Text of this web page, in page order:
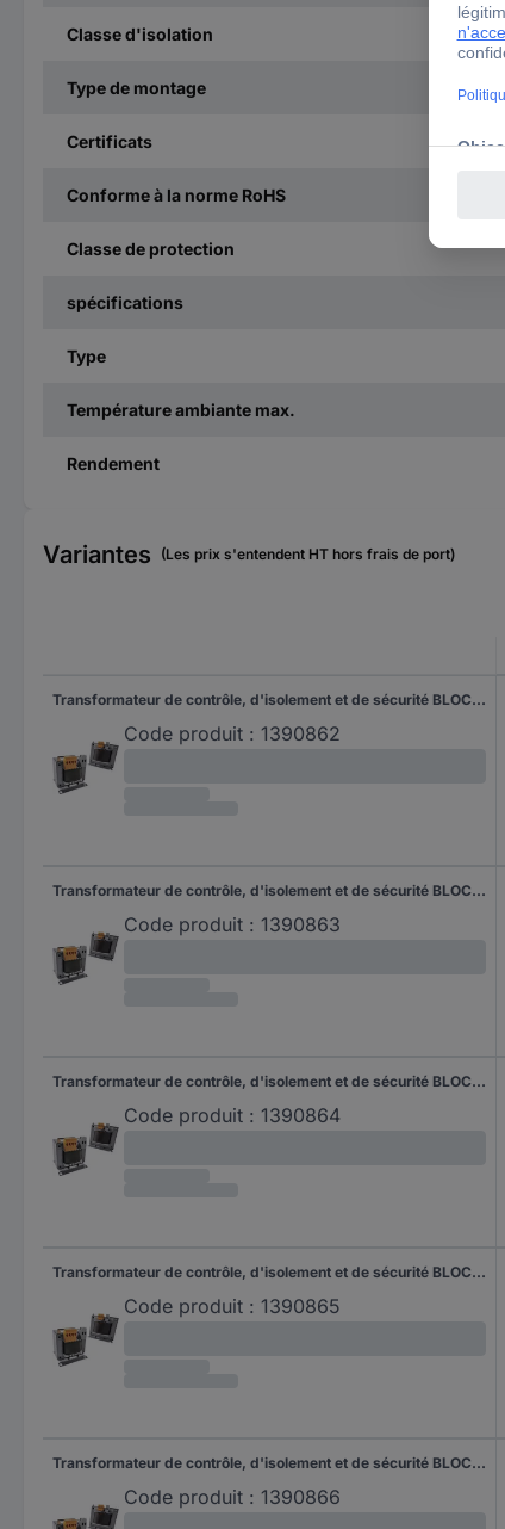
Classe d'isolation
Type de montage
Certificats
Conforme à la norme RoHS
Classe de protection
spécifications
Type
Température ambiante max.
Rendement
Variantes (Les prix s'entendent HT hors frais de port)
Transformateur de contrôle, d'isolement et de sécurité BLOCK ST 1000/4/23 1 pc(s)
Code produit : 1390862
Transformateur de contrôle, d'isolement et de sécurité BLOCK ST 1000/69/23 1 pc(s)
Code produit : 1390863
Transformateur de contrôle, d'isolement et de sécurité BLOCK ST 130/4/23 1 pc(s)
Code produit : 1390864
Transformateur de contrôle, d'isolement et de sécurité BLOCK ST 130/69/23 1 pc(s)
Code produit : 1390865
Transformateur de contrôle, d'isolement et de sécurité BLOCK ST 1600/4/23 1 pc(s)
Code produit : 1390866